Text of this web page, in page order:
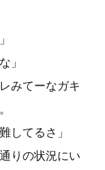
」
みてーなガキ
してるさ」
りの状況にい